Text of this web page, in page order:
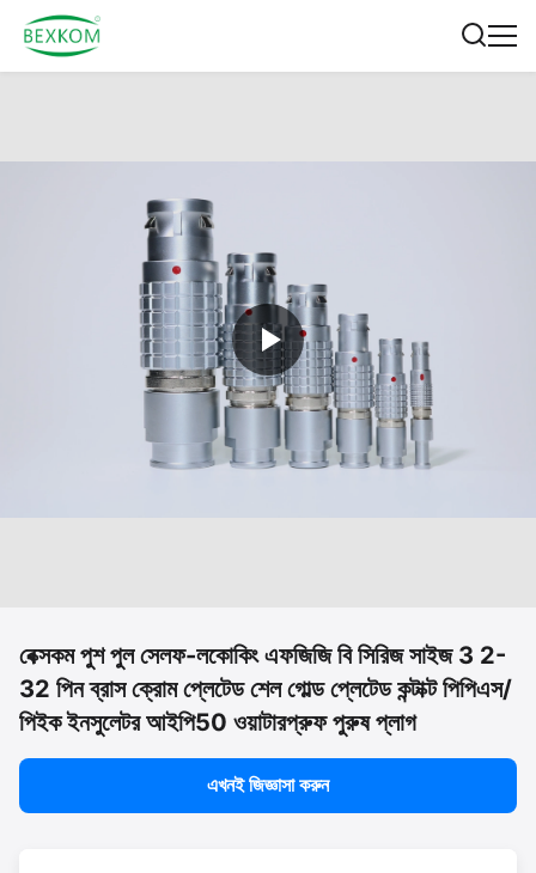
বেক্সকম পুশ পুল সেলফ-লকোকিং এফজিজি বি সিরিজ সাইজ 3 2-
32 পিন ব্রাস ক্রোম প্লেটেড শেল গোল্ড প্লেটেড কন্টাক্ট পিপিএস/
পিইক ইনসুলেটর আইপি50 ওয়াটারপ্রুফ পুরুষ প্লাগ
এখনই জিজ্ঞাসা করুন